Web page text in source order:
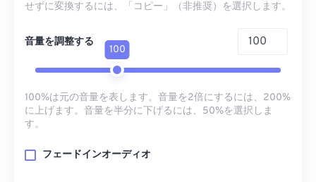
せずに変換するには、「コピー」（非推奨）を選択します。
音量を調整する
100
100%は元の音量を表します。音量を2倍にするには、200%
に上げます。音量を半分に下げるには、50%を選択しま
す。
フェードインオーディオ